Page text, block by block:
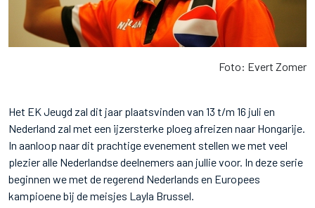
Foto: Evert Zomer
Het EK Jeugd zal dit jaar plaatsvinden van 13 t/m 16 juli en
Nederland zal met een ijzersterke ploeg afreizen naar Hongarije.
In aanloop naar dit prachtige evenement stellen we met veel
plezier alle Nederlandse deelnemers aan jullie voor. In deze serie
beginnen we met de regerend Nederlands en Europees
kampioene bij de meisjes Layla Brussel.